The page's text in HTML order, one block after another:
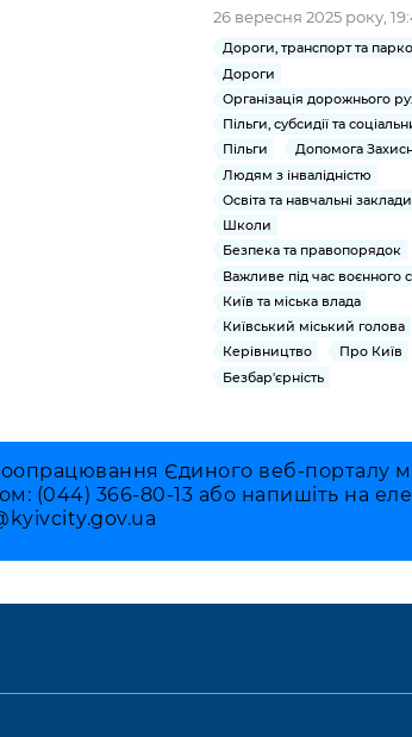
26 вересня 2025 року,
Дороги, транспорт та
Дороги
Організація дорожнього
Пільги, субсидії та
Пільги
Допомога
Людям з інвалідністю
Освіта та навчальні заклади
Школи
Безпека та правопорядок
Важливе під час воєнного
Київ та міська влада
Київський міський голова
Керівництво
Про Київ
Безбар'єрність
Єдиного веб-порталу м.
(044) 366-80-13 або напишіть на